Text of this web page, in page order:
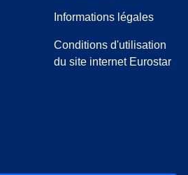
Informations légales
Conditions d'utilisation
du site internet Eurostar